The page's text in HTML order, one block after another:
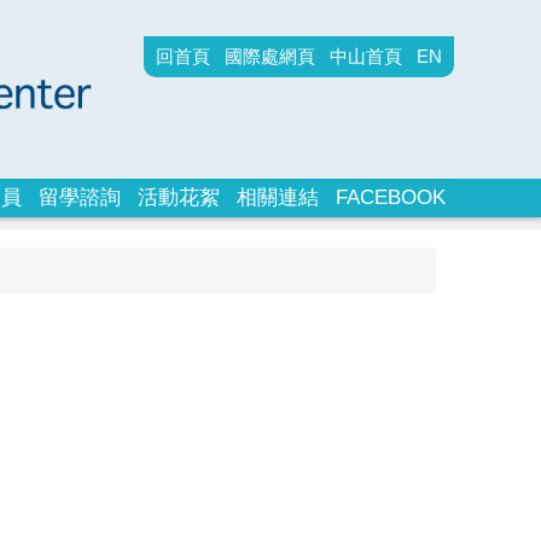
回首頁 國際處網頁 中山首頁 EN
FACEBOOK
相關連結
活動花絮
留學諮詢